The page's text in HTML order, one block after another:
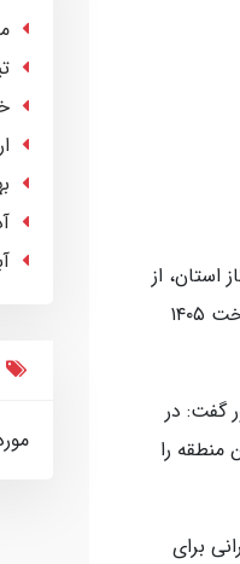
استان، از
مشترکان خواست با استفاده از سوخت دوم و عایقبندی شوفاژها، برای عبور از زمستان سخت ۱۴۰۵
گفت: در
گاز این منطقه را
برای